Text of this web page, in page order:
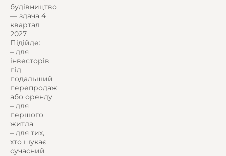
будівництво
— здача 4
квартал
2027
Підійде:
– для
інвесторів
під
подальший
перепродаж
або оренду
– для
першого
житла
– для тих,
хто шукає
сучасний